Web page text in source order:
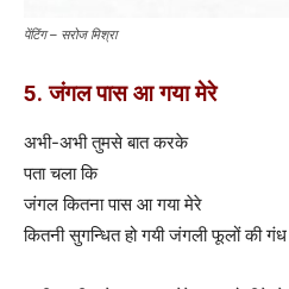
पेंटिंग – सरोज मिश्रा
5. जंगल पास आ गया मेरे
अभी-अभी तुमसे बात करके
पता चला कि
जंगल कितना पास आ गया मेरे
कितनी सुगन्धित हो गयी जंगली फूलों की गंध